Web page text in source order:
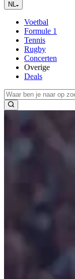
NL
Voetbal
Formule 1
Tennis
Rugby
Concerten
Overige
Deals